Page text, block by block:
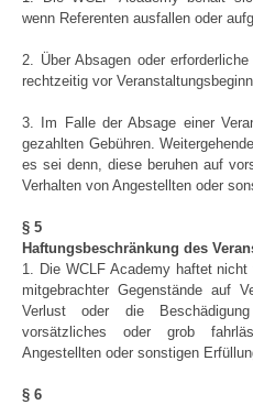
wenn Referenten ausfallen oder
2. Über Absagen oder
rechtzeitig vor
3. Im Falle der Absage einer
gezahlten Gebühren.
es sei denn, diese beruhen auf
Verhalten von Angestellten oder
§ 5
Haftungsbeschränkung des
1. Die WCLF Academy haftet
mitgebrachter Gegenstände auf
Verlust oder die
vorsätzliches oder grob
Angestellten oder sonstigen
§ 6